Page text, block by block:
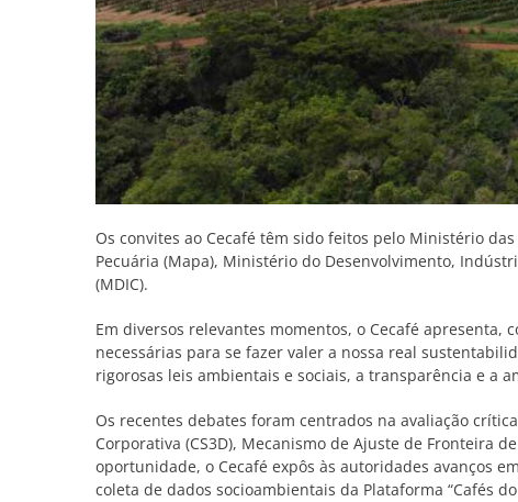
Os convites ao Cecafé têm sido feitos pelo Ministério
Pecuária (Mapa), Ministério do Desenvolvimento,
(MDIC).
Em diversos relevantes momentos, o Cecafé
necessárias para se fazer valer a nossa real
rigorosas leis ambientais e sociais, a transparência e a
Os recentes debates foram centrados na avaliação
Corporativa (CS3D), Mecanismo de Ajuste de Fronteira
oportunidade, o Cecafé expôs às autoridades avanços
coleta de dados socioambientais da Plataforma “Cafés do